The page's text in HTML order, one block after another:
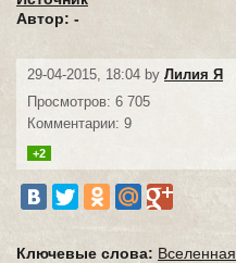
Автор: -
29-04-2015, 18:04 by Лилия Я
Просмотров: 6 705
Комментарии: 9
+2
Ключевые слова: Вселенная